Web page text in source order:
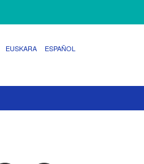
EUSKARA ESPAÑOL